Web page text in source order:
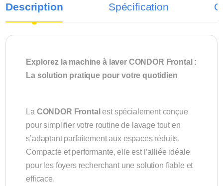
Description Spécification
Explorez la machine à laver CONDOR Frontal :
La solution pratique pour votre quotidien
La CONDOR Frontal est spécialement conçue
pour simplifier votre routine de lavage tout en
s’adaptant parfaitement aux espaces réduits.
Compacte et performante, elle est l’alliée idéale
pour les foyers recherchant une solution fiable et
efficace.